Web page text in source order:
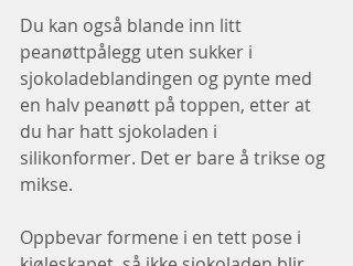
Du kan også blande inn litt
peanøttpålegg uten sukker i
sjokoladeblandingen og pynte med
en halv peanøtt på toppen, etter at
du har hatt sjokoladen i
silikonformer. Det er bare å trikse og
mikse.
Oppbevar formene i en tett pose i